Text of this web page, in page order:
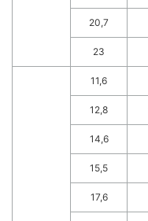
20,7
23
11,6
12,8
14,6
15,5
17,6